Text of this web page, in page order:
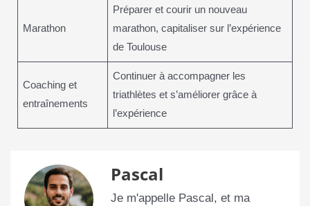
Marathon
Préparer et courir un nouveau
marathon, capitaliser sur l’expérience
de Toulouse
Coaching et
entraînements
Continuer à accompagner les
triathlètes et s’améliorer grâce à
l’expérience
Pascal
Je m'appelle Pascal, et ma